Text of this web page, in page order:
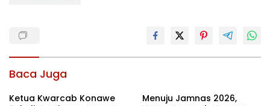
Baca Juga
Ketua Kwarcab Konawe
Menuju Jamnas 2026,